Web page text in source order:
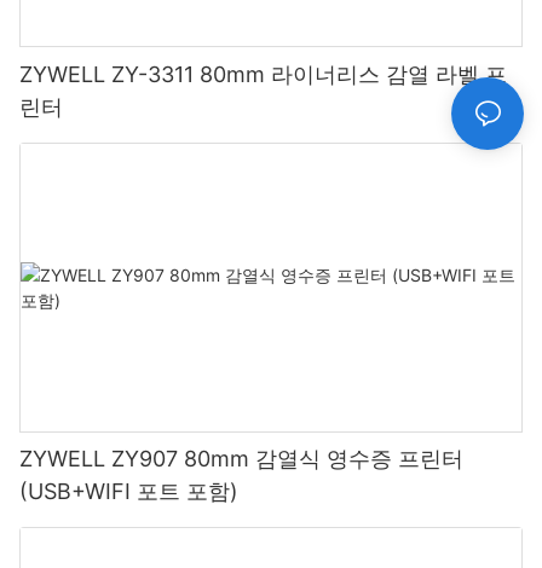
ZYWELL ZY-3311 80mm 라이너리스 감열 라벨 프
린터
ZYWELL ZY907 80mm 감열식 영수증 프린터
(USB+WIFI 포트 포함)